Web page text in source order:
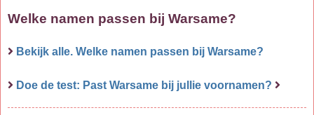
Welke namen passen bij Warsame?
Bekijk alle. Welke namen passen bij Warsame?
Doe de test: Past Warsame bij jullie voornamen?